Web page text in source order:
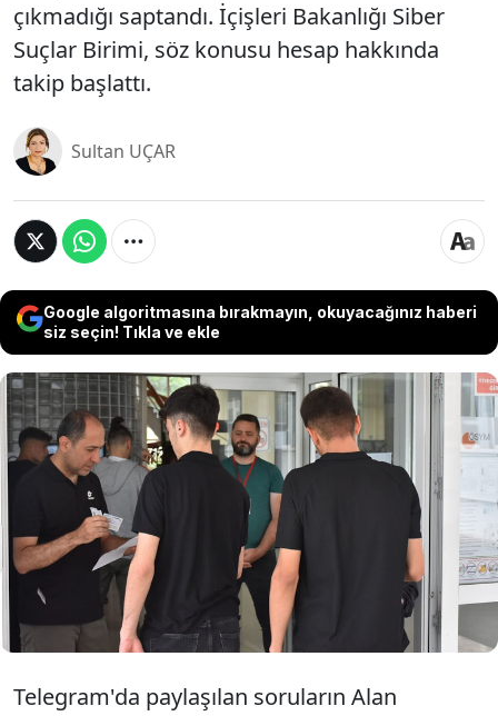
çıkmadığı saptandı. İçişleri Bakanlığı Siber
Suçlar Birimi, söz konusu hesap hakkında
takip başlattı.
Sultan UÇAR
Google algoritmasına bırakmayın, okuyacağınız haberi
siz seçin! Tıkla ve ekle
AYT’ye 10 saat kala sınav sorusu olduğu iddiasıyla
Türkçe ve matematik ağırlıklı 24 soruyu paylaşan
bir Telegram hesabı, soruları adaylara 3 bin TL’ye
satmaya kalkışmıştı. Sınav bitince ÖSYM, YÖK ve
eğitim uzmanları soruların sınavda çıkıp
çıkmadığını inceledi. Bu içeriklerden sınavda tek bir
soru bile çıkmadığı saptandı. İçişleri Bakanlığı Siber
Suçlar Birimi, söz konusu hesap hakkında takip
başlattı.
Telegram'da paylaşılan soruların Alan